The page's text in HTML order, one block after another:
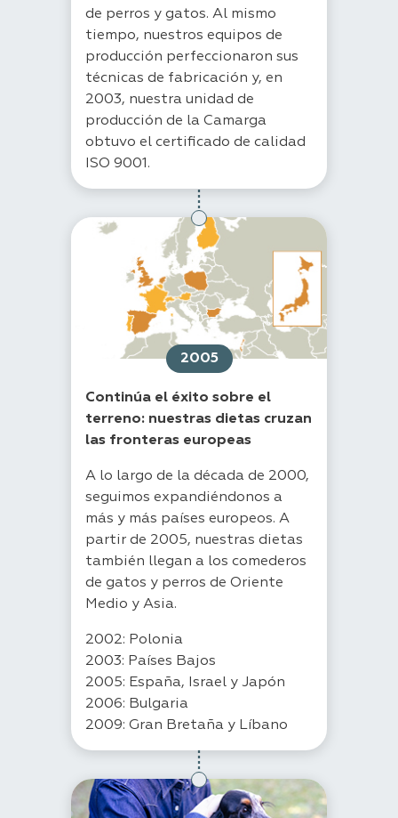
de perros y gatos. Al mismo
tiempo, nuestros equipos de
producción perfeccionaron sus
técnicas de fabricación y, en
2003, nuestra unidad de
producción de la Camarga
obtuvo el certificado de calidad
ISO 9001.
2005
Continúa el éxito sobre el
terreno: nuestras dietas cruzan
las fronteras europeas
A lo largo de la década de 2000,
seguimos expandiéndonos a
más y más países europeos. A
partir de 2005, nuestras dietas
también llegan a los comederos
de gatos y perros de Oriente
Medio y Asia.
2002: Polonia
2003: Países Bajos
2005: España, Israel y Japón
2006: Bulgaria
2009: Gran Bretaña y Líbano